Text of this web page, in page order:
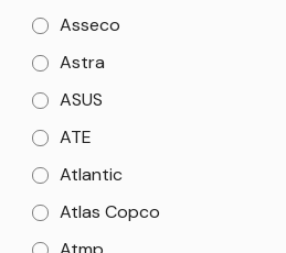
Asseco
Astra
ASUS
ATE
Atlantic
Atlas Copco